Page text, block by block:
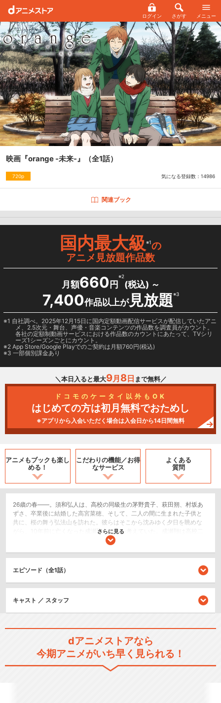
ログイン さがす メニュー
映画『orange -未来-』 （全1話）
720p 気になる登録数： 14986
関連ブック
国内最大級※1の
アニメ見放題作品数
月額660 円
※2
(税込) ～
7,400作品以上が見放題※3
1 自社調べ。2025年12月15日に国内定額動画配信サービスが配信していたアニ
メ、2.5次元・舞台、声優・音楽コンテンツの作品数を調査員がカウント。
各社の定額制動画サービスにおける作品数のカウントにあたって、TVシリ
ーズ1シーズンごとにカウント。
2 App Store/Google Playでのご契約は月額760円(税込)
3 一部個別課金あり
＼本日入ると最大9月 8日 まで無料／
ドコモのケータイ以外もOK
はじめての方は初月無料でおためし
※アプリから入会いただく場合は入会日から14日間無料
アニメもブックも楽し
める！
こだわりの機能／お得
なサービス
よくある
質問
26歳の春――。須和弘人は、高校の同級生の茅野貴子、萩田朔、村坂あ
ずさ、卒業後に結婚した高宮菜穂、そして、二人の間に生まれた子供と
共に、桜の舞う弘法山を訪れた。彼らはそこから沈みゆく夕日を眺めな
がら、10年前に亡くなった成瀬翔のことを考えていた。成瀬翔は高校二
年生の始業式の日に、東京から松本市に引っ越してきた転校生。すぐに
を知るが、それに気付かないフリをしてしまっていた。そして、17歳の
冬に突然、翔は全てを置いて亡くなってしまう。10年後、翔の死が自殺
だったことを知り、須和の後悔は募る。「自分は、翔から、未来も菜穂
も奪ったズルいやつだ」。もしも、あの頃の自分が今の気持ちを知って
のは、これから起こる出来事と、26歳の彼が抱える後悔と本心。そし
て、16歳の自分へ向けたあるメッセージだった。その思いを受け取った1
も見たことのない新しい未来”を作り出していく。菜穂と翔がこれから描
く未来とは？それを見守る須和の想いとは――。
ドラマ/青春
さらに見る
エピソード（全1話）
キャスト ／ スタッフ
dアニメストアなら
今期アニメがいち早く見られる！